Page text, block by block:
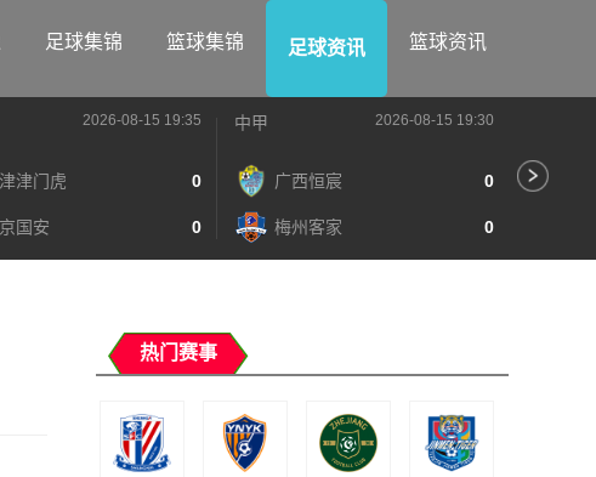
足球集锦 篮球集锦 足球资讯 篮球资讯
2026-08-15 19:35
津门虎 0
国安 0
中甲 2026-08-15 19:30
广西恒宸 0
梅州客家 0
热门赛事